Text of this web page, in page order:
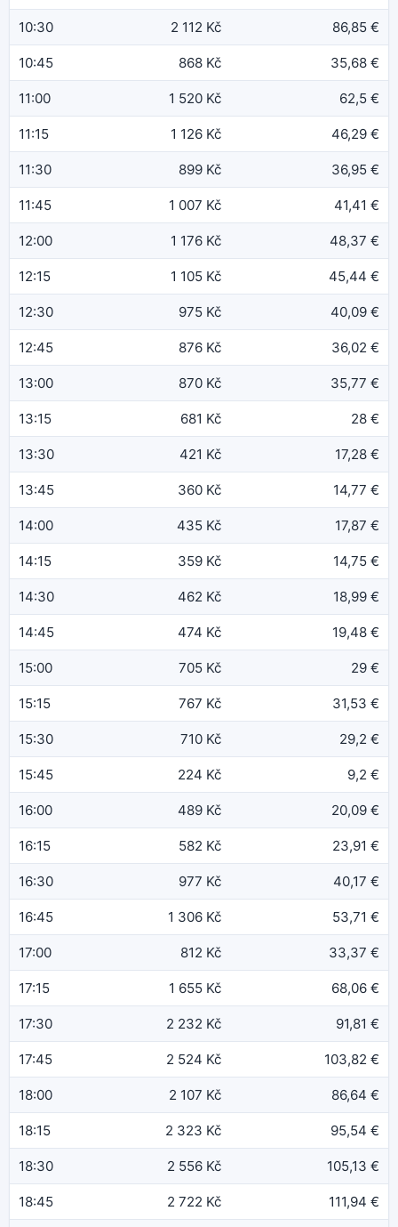
10:30 2 112 Kč 86,85 €
10:45 868 Kč 35,68 €
11:00 1 520 Kč 62,5 €
11:15 1 126 Kč 46,29 €
11:30 899 Kč 36,95 €
11:45 1 007 Kč 41,41 €
12:00 1 176 Kč 48,37 €
12:15 1 105 Kč 45,44 €
12:30 975 Kč 40,09 €
12:45 876 Kč 36,02 €
13:00 870 Kč 35,77 €
13:15 681 Kč 28 €
13:30 421 Kč 17,28 €
13:45 360 Kč 14,77 €
14:00 435 Kč 17,87 €
14:15 359 Kč 14,75 €
14:30 462 Kč 18,99 €
14:45 474 Kč 19,48 €
15:00 705 Kč 29 €
15:15 767 Kč 31,53 €
15:30 710 Kč 29,2 €
15:45 224 Kč 9,2 €
16:00 489 Kč 20,09 €
16:15 582 Kč 23,91 €
16:30 977 Kč 40,17 €
16:45 1 306 Kč 53,71 €
17:00 812 Kč 33,37 €
17:15 1 655 Kč 68,06 €
17:30 2 232 Kč 91,81 €
17:45 2 524 Kč 103,82 €
18:00 2 107 Kč 86,64 €
18:15 2 323 Kč 95,54 €
18:30 2 556 Kč 105,13 €
18:45 2 722 Kč 111,94 €